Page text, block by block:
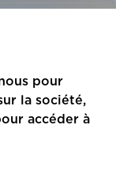
pour
la société,
accéder à